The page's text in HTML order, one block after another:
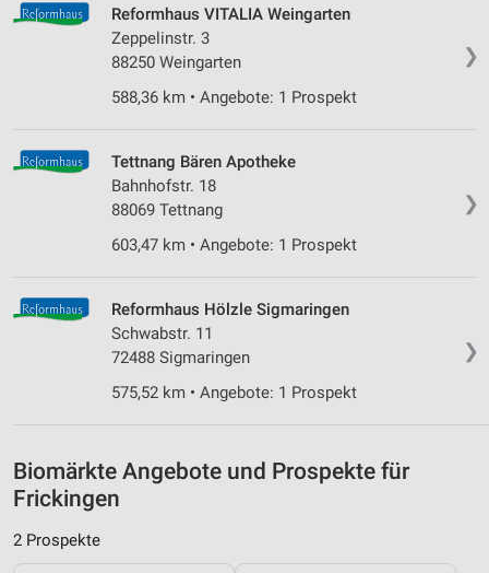
❯
Reformhaus VITALIA Weingarten
Zeppelinstr. 3
88250 Weingarten
588,36 km • Angebote: 1 Prospekt
❯
Tettnang Bären Apotheke
Bahnhofstr. 18
88069 Tettnang
603,47 km • Angebote: 1 Prospekt
❯
Reformhaus Hölzle Sigmaringen
Schwabstr. 11
72488 Sigmaringen
575,52 km • Angebote: 1 Prospekt
Biomärkte Angebote und Prospekte für
Frickingen
2 Prospekte
Messung der Performance von Inhalten
Analyse von Zielgruppen durch Statistiken oder
Kombinationen von Daten aus verschiedenen
Verwendung reduzierter Daten zur Auswahl von
IAB-Besonderheiten:
Geräte anhand von aktiv angeforderten
Informationen identifizieren
Funktional
Werbung